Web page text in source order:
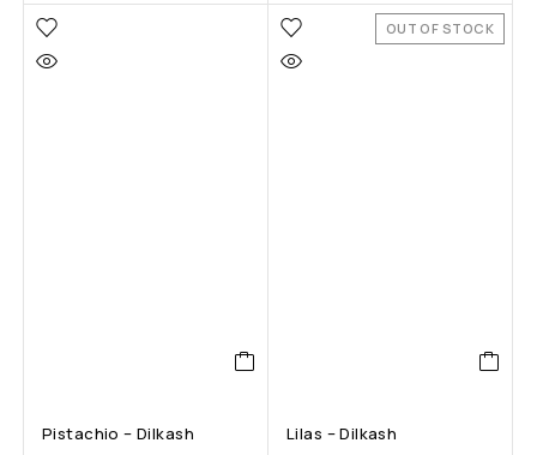
Pistachio – Dilkash
OUT OF STOCK
Lilas – Dilkash